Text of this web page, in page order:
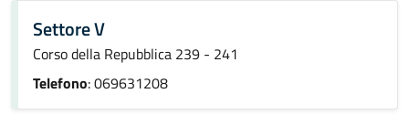
Settore V
Corso della Repubblica 239 - 241
Telefono: 069631208